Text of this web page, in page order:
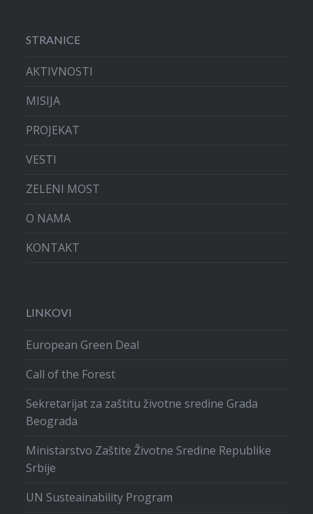
STRANICE
AKTIVNOSTI
MISIJA
PROJEKAT
VESTI
ZELENI MOST
O NAMA
KONTAKT
LINKOVI
European Green Deal
Call of the Forest
Sekretarijat za zaštitu životne sredine Grada
Beograda
Ministarstvo Zaštite Životne Sredine Republike
Srbije
UN Susteainability Program